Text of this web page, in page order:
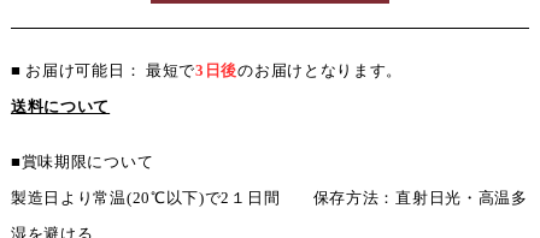
■ お届け可能日： 最短で3日後のお届けとなります。
送料について
■賞味期限について
製造日より常温(20℃以下)で2１日間 保存方法：直射日光・高温多